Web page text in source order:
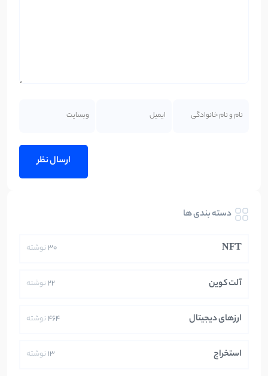
دسته بندی ها
NFT
30نوشته
آلت کوین 22نوشته
ارزهای دیجیتال 464نوشته
استخراج 13نوشته